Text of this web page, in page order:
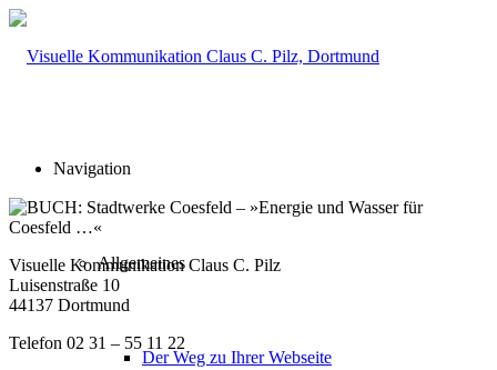
Navigation
Allgemeines
Der Weg zu Ihrer Webseite
Visuelle Kommunikation Claus C. Pilz
Luisenstraße 10
44137 Dortmund
Telefon 02 31 – 55 11 22